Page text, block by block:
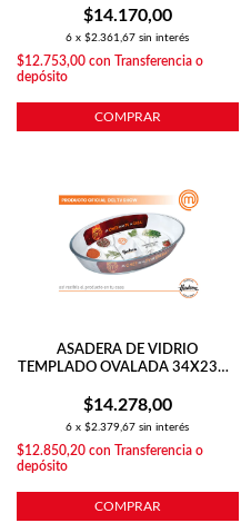
$14.170,00
6 x$2.361,67 sin interés
$12.753,00con Transferencia o
depósito
COMPRAR
ASADERA DE VIDRIO
TEMPLADO OVALADA 34X23X6
$14.278,00
6 x$2.379,67 sin interés
$12.850,20con Transferencia o
depósito
COMPRAR